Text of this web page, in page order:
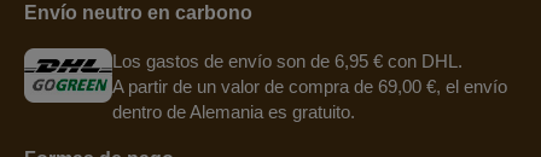
Envío neutro en carbono
Los gastos de envío son de 6,95 € con DHL.
A partir de un valor de compra de 69,00 €, el envío
dentro de Alemania es gratuito.